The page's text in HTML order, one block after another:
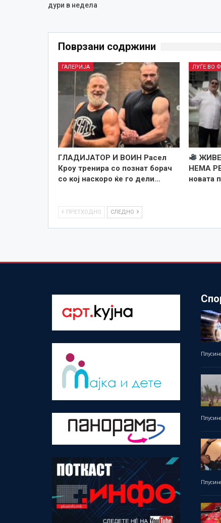
дури в недела
Поврзани содржини
ГАЛЕРИЈА
ГЛАДИЈАТОР И ВОИН Расел
Кроу тренира со познат борач
со кој наскоро ќе го дели…
ЛУЃЕ ВО
НЕМА
новата
ПРЕТХОДНО СЛЕДНО